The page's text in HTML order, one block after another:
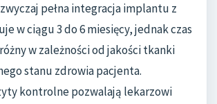
pełna integracja implantu z
w ciągu 3 do 6 miesięcy, jednak czas
w zależności od jakości tkanki
stanu zdrowia pacjenta.
kontrolne pozwalają lekarzowi